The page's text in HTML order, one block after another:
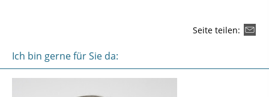
Seite teilen:
Ich bin gerne für Sie da: